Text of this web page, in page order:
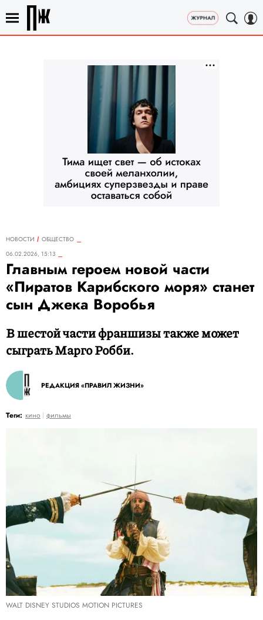
НОВОСТИ
ОБЩЕСТВО
06.02.2026, 15:13
Главным героем новой части
«Пиратов Карибского моря» станет
сын Джека Воробья
В шестой части франшизы также может
сыграть Марго Робби.
РЕДАКЦИЯ «ПРАВИЛ ЖИЗНИ»
Теги: кино фильмы
WALT DISNEY STUDIOS MOTION PICTURES